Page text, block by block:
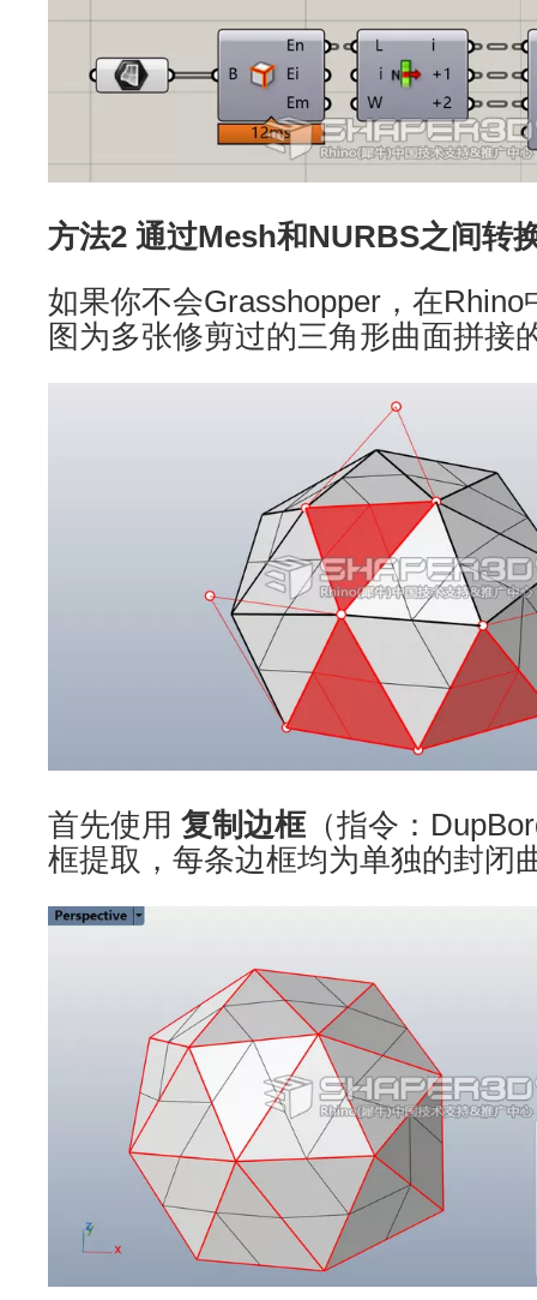
方法2 通过Mesh和NURBS之间转
如果你不会Grasshopper，在
图为多张修剪过的三角形曲面拼接
首先使用 复制边框（指令：
框提取，每条边框均为单独的封闭